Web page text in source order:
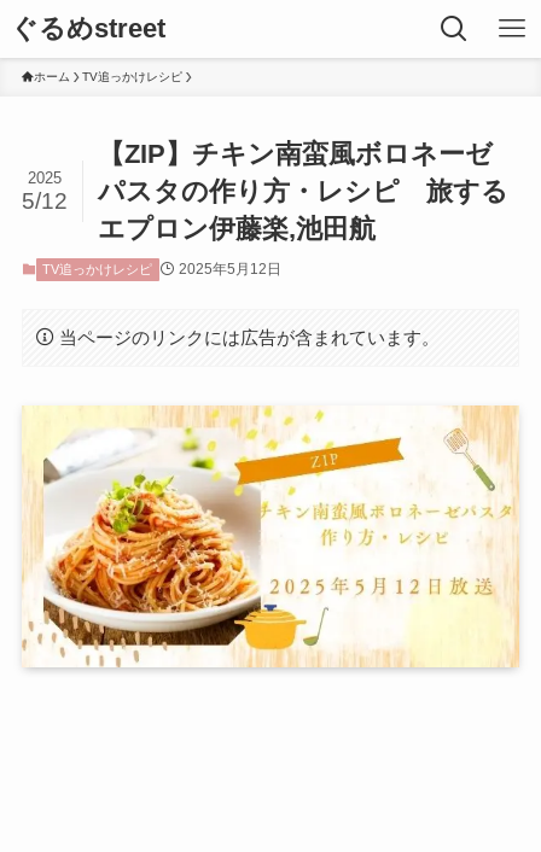
ぐるめstreet
ホーム TV追っかけレシピ
【ZIP】チキン南蛮風ボロネーゼ
パスタの作り方・レシピ 旅する
エプロン伊藤楽,池田航
2025
5/12
TV追っかけレシピ 2025年5月12日
当ページのリンクには広告が含まれています。